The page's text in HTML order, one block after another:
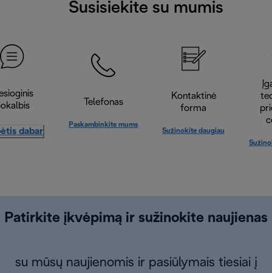
Susisiekite su mumis
dabar
Telefonas
Paskambinkite mums
Kontaktinė
forma
Sužinokite daugiau
Patirkite įkvėpimą ir sužinokite naujienas
su mūsų naujienomis ir pasiūlymais tiesiai į